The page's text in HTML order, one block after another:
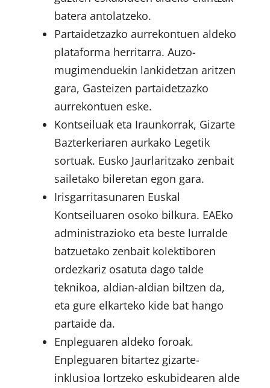
batera antolatzeko.
Partaidetzazko aurrekontuen aldeko
plataforma herritarra. Auzo-
mugimenduekin lankidetzan aritzen
gara, Gasteizen partaidetzazko
aurrekontuen eske.
Kontseiluak eta Iraunkorrak, Gizarte
Bazterkeriaren aurkako Legetik
sortuak. Eusko Jaurlaritzako zenbait
sailetako bileretan egon gara.
Irisgarritasunaren Euskal
Kontseiluaren osoko bilkura. EAEko
administrazioko eta beste lurralde
batzuetako zenbait kolektiboren
ordezkariz osatuta dago talde
teknikoa, aldian-aldian biltzen da,
eta gure elkarteko kide bat hango
partaide da.
Enpleguaren aldeko foroak.
Enpleguaren bitartez gizarte-
inklusioa lortzeko eskubidearen alde